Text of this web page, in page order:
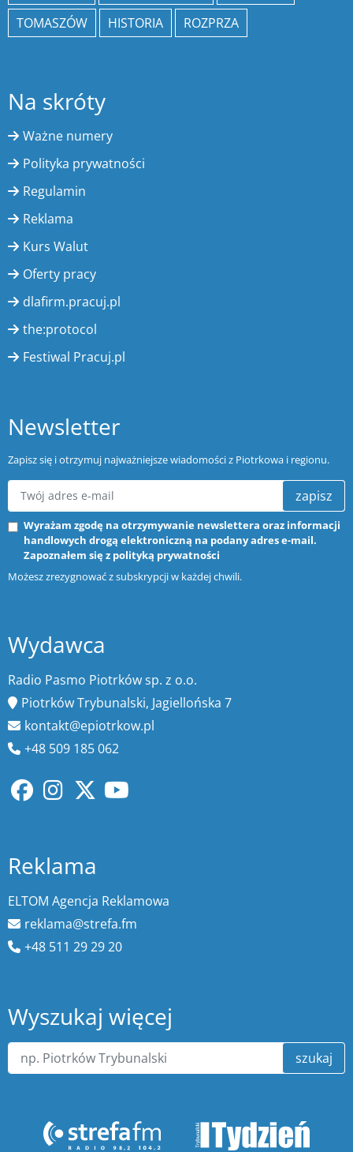
TOMASZÓW
HISTORIA ROZPRZA
Na skróty
Ważne numery
Polityka prywatności
Regulamin
Reklama
Kurs Walut
Oferty pracy
dlafirm.pracuj.pl
the:protocol
Festiwal Pracuj.pl
Newsletter
Zapisz się i otrzymuj najważniejsze wiadomości z Piotrkowa i regionu.
zapisz
Wyrażam zgodę na otrzymywanie newslettera oraz informacji
handlowych drogą elektroniczną na podany adres e-mail.
Zapoznałem się z polityką prywatności
Możesz zrezygnować z subskrypcji w każdej chwili.
Wydawca
Radio Pasmo Piotrków sp. z o.o.
Piotrków Trybunalski, Jagiellońska 7
kontakt@epiotrkow.pl
+48 509 185 062
Reklama
ELTOM Agencja Reklamowa
reklama@strefa.fm
+48 511 29 29 20
Wyszukaj więcej
szukaj